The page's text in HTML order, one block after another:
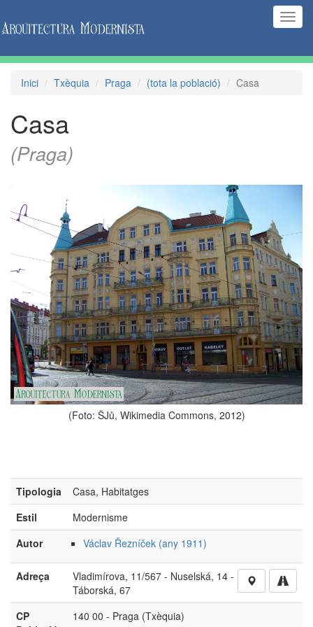
Inici Txèquia Praga (tota la població) Casa
Casa
(Praga)
(Foto: ŠJů, Wikimedia Commons, 2012)
Tipologia
Casa, Habitatges
Estil
Modernisme
Autor
Václav Řezníček (any 1911)
Adreça
Vladimírova, 11/567 - Nuselská, 14 -
Táborská, 67
CP
140 00 - Praga (Txèquia)